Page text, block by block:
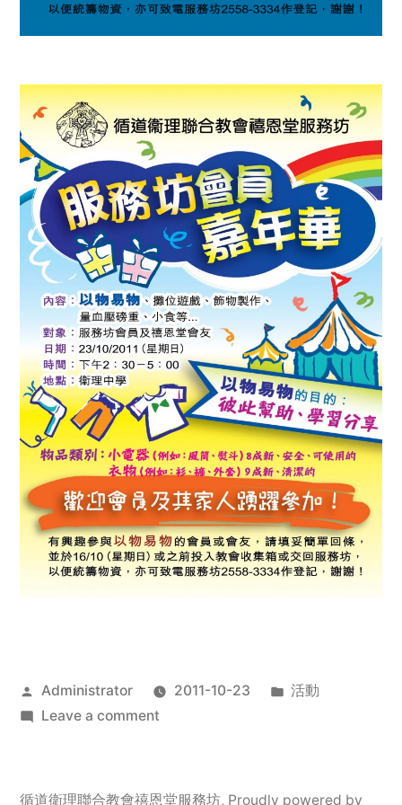
Posted
by
Administrator 2011-10-23
Posted
活動
Leave a commenton
服
循道衛理聯合教會禧恩堂服務坊, Proudly powered by